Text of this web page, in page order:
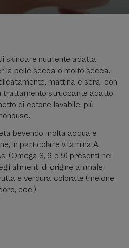
skincare nutriente adatta,
la pelle secca o molto secca.
mattina e sera, con
trattamento struccante adatto,
di cotone lavabile, più
bevendo molta acqua e
in particolare vitamina A,
(Omega 3, 6 e 9) presenti nei
alimenti di origine animale,
e verdura colorate (melone,
ecc.).